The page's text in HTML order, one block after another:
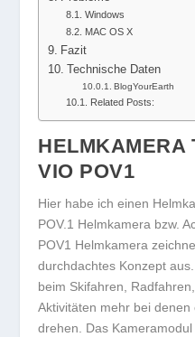
Windows
MAC OS X
Fazit
Technische Daten
BlogYourEarth
Related Posts:
HELMKAMERA
VIO POV1
Hier habe ich einen
POV.1 Helmkamera bzw.
POV1 Helmkamera
durchdachtes Konzept
beim Skifahren,
Aktivitäten mehr bei
drehen. Das